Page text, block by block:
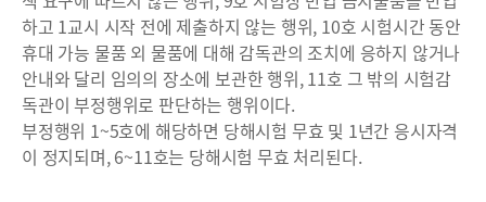
하고 1교시 시작 전에 제출하지 않는 행위, 10호 시험시간 동안
휴대 가능 물품 외 물품에 대해 감독관의 조치에 응하지 않거나
안내와 달리 임의의 장소에 보관한 행위, 11호 그 밖의 시험감
독관이 부정행위로 판단하는 행위이다.
부정행위 1~5호에 해당하면 당해시험 무효 및 1년간 응시자격
이 정지되며, 6~11호는 당해시험 무효 처리된다.